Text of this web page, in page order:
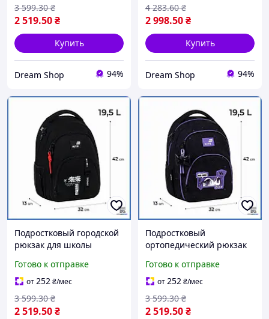
2 519.50₴
3 599.30 ₴
Купить
Dream Shop 94%
2 998.50₴
4 283.60 ₴
Купить
Dream Shop 94%
Подростковый городской
рюкзак для школы
портфель для парней
стильный ранец для
учеников шоп1
Готово к отправке
от252₴/мес
2 519.50₴
3 599.30 ₴
Подростковый
ортопедический рюкзак
школьный портфель для
учебы и прогулок шоп1
Готово к отправке
от252₴/мес
2 519.50₴
3 599.30 ₴